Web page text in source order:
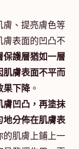
膚、提亮膚色等
表面的凹凸不
保護層猶如一層
肌膚表面不平而
果下降。
膚凹凸，再塗抹
地分佈在肌膚表
的肌膚上鋪上一